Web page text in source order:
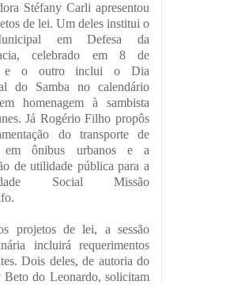
Stéfany Carli apresentou
de lei. Um deles institui o
em Defesa da
celebrado em 8 de
e o outro inclui o Dia
do Samba no calendário
homenagem à sambista
Já Rogério Filho propôs
do transporte de
em ônibus urbanos e a
de utilidade pública para a
Social Missão
projetos de lei, a sessão
incluirá requerimentos
Dois deles, de autoria do
Beto do Leonardo, solicitam